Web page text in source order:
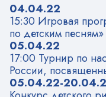
04.04.22
15:30 Игровая
по детским песням»
05.04.22
17:00 Турнир по
России,
05.04.22-